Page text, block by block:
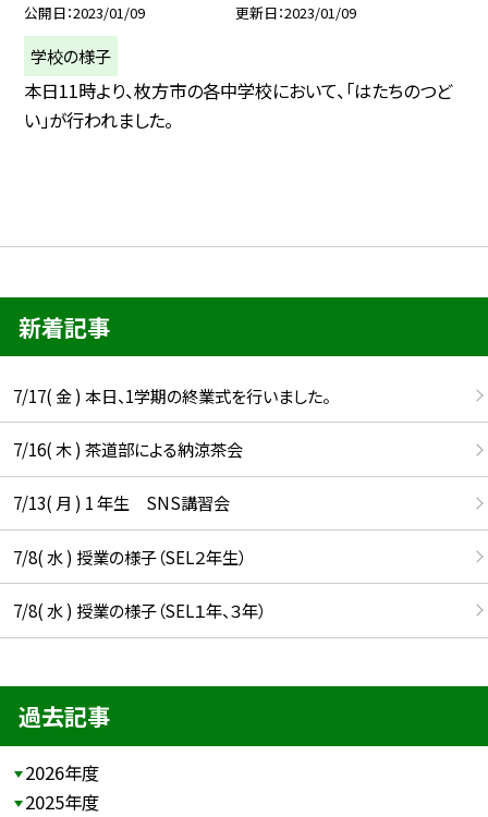
公開日 2023/01/09 更新日 2023/01/09
学校の様子
本日11時より、枚方市の各中学校において、「はたちのつど
い」が行われました。
新着記事
7/17( 金 ) 本日、1学期の終業式を行いました。
7/16( 木 ) 茶道部による納涼茶会
7/13( 月 ) 1 年生 SNS講習会
7/8( 水 ) 授業の様子（SEL２年生）
7/8( 水 ) 授業の様子（SEL１年、３年）
過去記事
2026年度
2025年度